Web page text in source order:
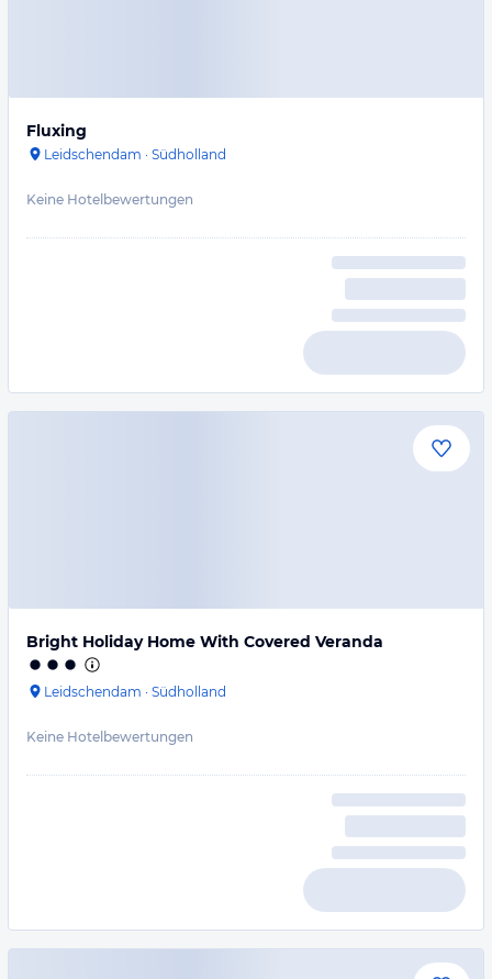
Fluxing
Leidschendam · Südholland
Keine Hotelbewertungen
Bright Holiday Home With Covered Veranda
Leidschendam · Südholland
Keine Hotelbewertungen